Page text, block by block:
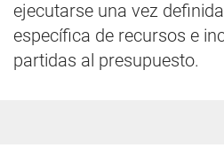
ejecutarse una vez
específica de recursos e
partidas al presupuesto.